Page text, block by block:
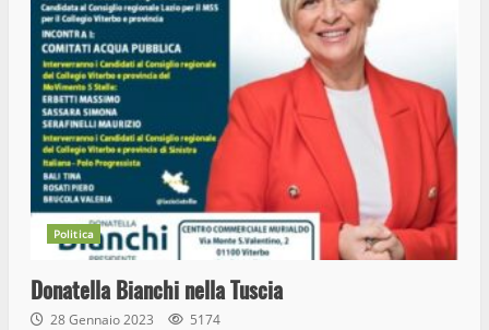
Politica
Donatella Bianchi nella Tuscia
28 Gennaio 2023 5174